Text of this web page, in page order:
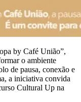
by Café União”,
o ambiente
de pausa, conexão e
a iniciativa convida
Cultural Up na